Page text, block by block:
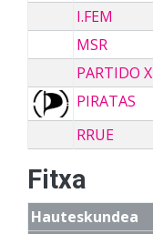
I.FEM
MSR
PARTIDO X
PIRATAS
RRUE
Fitxa
Hauteskundea